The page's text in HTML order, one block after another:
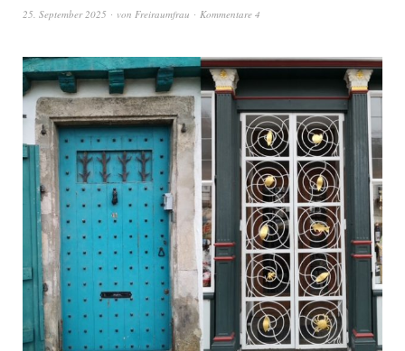
25. September 2025 von Freiraumfrau Kommentare 4